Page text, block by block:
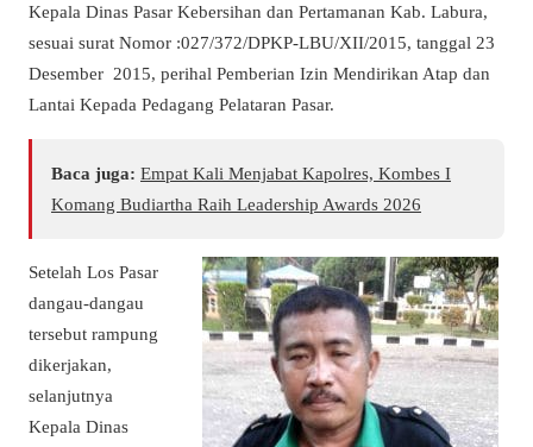
Kepala Dinas Pasar Kebersihan dan Pertamanan Kab. Labura,
sesuai surat Nomor :027/372/DPKP-LBU/XII/2015, tanggal 23
Desember 2015, perihal Pemberian Izin Mendirikan Atap dan
Lantai Kepada Pedagang Pelataran Pasar.
Baca juga: Empat Kali Menjabat Kapolres, Kombes I
Komang Budiartha Raih Leadership Awards 2026
Setelah Los Pasar
dangau-dangau
tersebut rampung
dikerjakan,
selanjutnya
Kepala Dinas